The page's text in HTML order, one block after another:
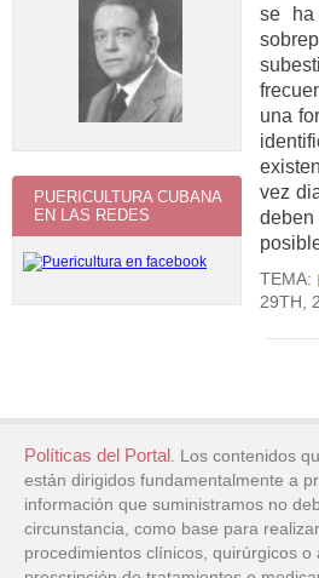
se
una
vez
TEMA:
29TH,
PUERICULTURA CUBANA
EN LAS REDES
Políticas del Portal. Los contenidos
están dirigidos fundamentalmente a
información que suministramos no
circunstancia, como base para
procedimientos clínicos, quirúrgicos